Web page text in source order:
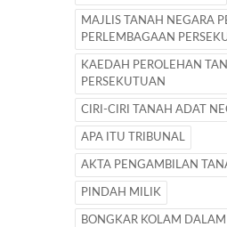
MAJLIS TANAH NEGARA
PERLEMBAGAAN
KAEDAH PEROLEHAN
PERSEKUTUAN
CIRI-CIRI TANAH ADAT
APA ITU TRIBUNAL
AKTA PENGAMBILAN
PINDAH MILIK
BONGKAR KOLAM